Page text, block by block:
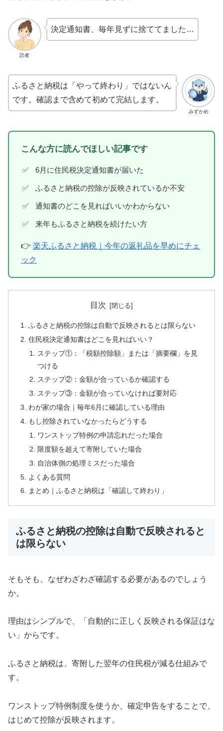
読者
決定通知書、毎年見ずに捨ててました…
みずかめ
ふるさと納税は「やって終わり」ではないん
です。確認まで含めて初めて完結します。
こんな方に読んでほしい記事です
6月に住民税決定通知書が届いた
ふるさと納税の控除が反映されているか不安
通知書のどこを見ればいいかわからない
来年もふるさと納税を続けたい方
👉 楽天ふるさと納税｜今年の返礼品を早めにチェ
ック
目次
ふるさと納税の控除は自動で反映されるとは限らない
住民税決定通知書はどこを見ればいい？
ステップ①：「税額控除額」または「摘要欄」を見
つける
ステップ②：金額が合っているか確認する
ステップ③：金額が合っていなければ要対応
わが家の場合｜毎年6月に確認している理由
もし控除されていなかったらどうする
ワンストップ特例の申請忘れだった場合
限度額を超えて寄附していた場合
自治体側の処理ミスだった場合
よくある質問
まとめ｜ふるさと納税は「確認して終わり」
ふるさと納税の控除は自動で反映されると
は限らない
そもそも、なぜわざわざ確認する必要があるのでしょう
か。
理由はシンプルで、「自動的に正しく反映される保証はな
い」からです。
ふるさと納税は、寄附した翌年の住民税が減る仕組みで
す。
ワンストップ特例制度を使うか、確定申告をすることで、
はじめて控除が反映されます。